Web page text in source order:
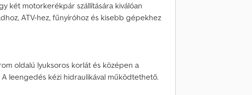
két motorkerékpár szállítására kiválóan
ATV-hez, fűnyíróhoz és kisebb gépekhez
oldalú lyuksoros korlát és középen a
leengedés kézi hidraulikával működtethető.